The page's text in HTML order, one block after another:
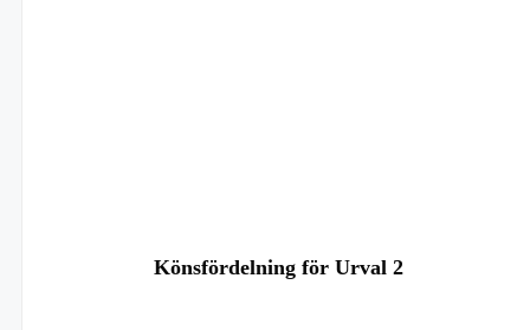
Könsfördelning för Urval 2